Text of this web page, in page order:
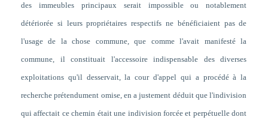
des immeubles principaux serait impossible ou notablement
détériorée si leurs propriétaires respectifs ne bénéficiaient pas de
l'usage de la chose commune, que comme l'avait manifesté la
commune, il constituait l'accessoire indispensable des diverses
exploitations qu'il desservait, la cour d'appel qui a procédé à la
recherche prétendument omise, en a justement déduit que l'indivision
qui affectait ce chemin était une indivision forcée et perpétuelle dont